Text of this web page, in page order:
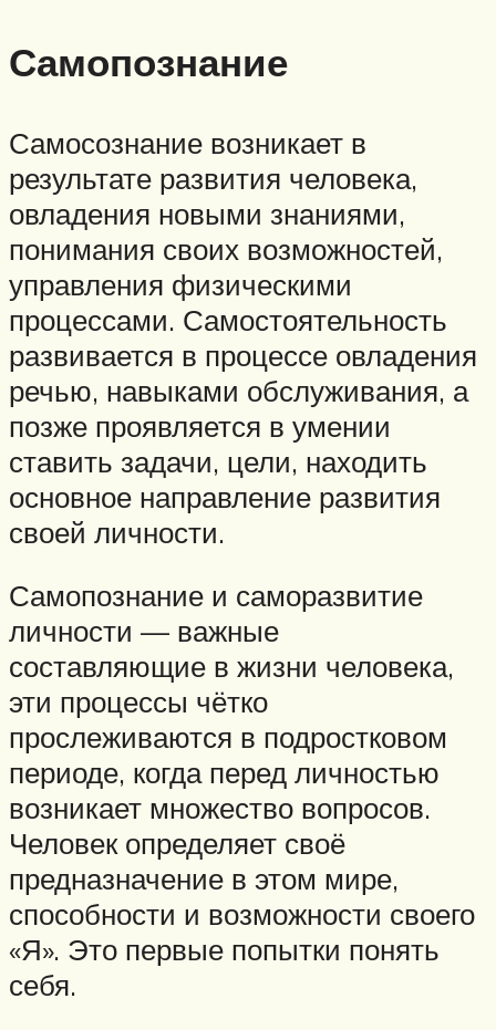
Самопознание
Самосознание возникает в
результате развития человека,
овладения новыми знаниями,
понимания своих возможностей,
управления физическими
процессами. Самостоятельность
развивается в процессе овладения
речью, навыками обслуживания, а
позже проявляется в умении
ставить задачи, цели, находить
основное направление развития
своей личности.
Самопознание и саморазвитие
личности — важные
составляющие в жизни человека,
эти процессы чётко
прослеживаются в подростковом
периоде, когда перед личностью
возникает множество вопросов.
Человек определяет своё
предназначение в этом мире,
способности и возможности своего
«Я». Это первые попытки понять
себя.